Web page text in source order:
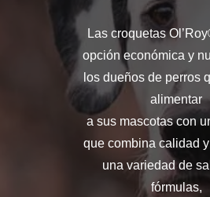
Las croquetas
opción económica y
los dueños de perros
alimentar
a sus mascotas con
que combina calidad
una variedad de
fórmulas,